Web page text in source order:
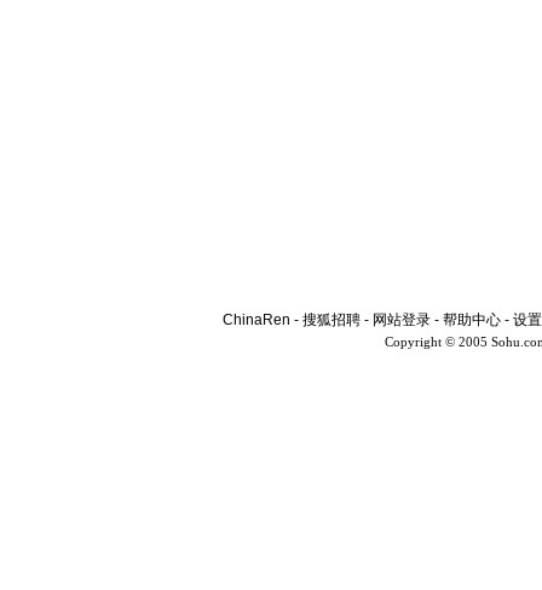
ChinaRen - 搜狐招聘 - 网站登录 - 帮助中心 - 设
Copyright © 2005